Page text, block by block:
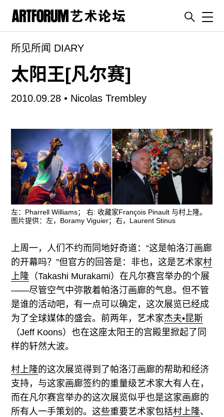
artguide
新闻
展评
杂志
视频
ENGLISH
ART & EDUCATION
广告
订阅
往期内容
联系我们
关注我们
所见所闻 DIARY
太阳王[凡尔赛]
2010.09.28 • Nicolas Trembley
左：Pharrell Williams； 右: 收藏家François Pinault 与村上隆。
图片提供：左，Boramy Viguier；右，Laurent Stinus
上周一，人们不约而同地好奇道：“这是帕洛汀画廊
的开幕吗？”但官方的回答是：非也，这是艺术家村
上隆 （Takashi Murakami）在凡尔赛宫举办的个展
——尽管空气中弥散着帕洛汀画廊的气息。但不管
是谁的活动吧，有一点可以确定，这次展览已经成
为了全球媒体的盛会。前两年，艺术家杰夫•昆斯
（Jeff Koons）也在这座太阳王的宫殿里掀起了同
样的轩然大波。
村上隆的这次展览得到了帕洛汀画廊的帮助和经济
支持，与这家画廊签约的重量级艺术家大有人在，
而在凡尔赛宫举办的这次展览似乎也是这家画廊的
所有人一手策划的。这些重要艺术家包括村上隆、